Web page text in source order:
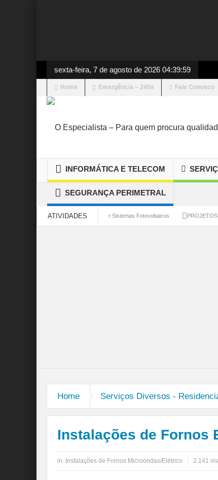
sexta-feira, 7 de agosto de 2026 04:39:59
Home Emergência – 24hs Fale Conosco
INFORMÁTICA E TELECOM
SEGURANÇA PERIMETRAL
ATIVIDADES
Projeto e Instalação de Sistemas Fotovoltaicos PROJETOS
Home Serviços Diversos -
Instalações de Fornos
in: Instalações de Fornos Microondas/Elétrico 2.141